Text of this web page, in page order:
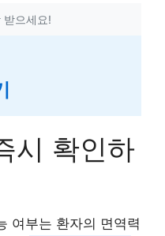
받으세요!
시 확인하
여부는 환자의 면역력